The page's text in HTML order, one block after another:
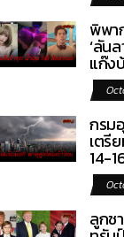
พิพา
‘ลัน
แก๊ง
กรม
เตรี
14-
ลูกช